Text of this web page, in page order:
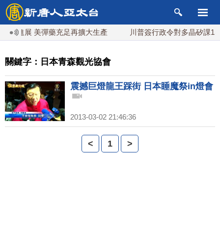
判進展 美彈藥充足再擴大生產 川普簽行政令對多晶矽課
關鍵字：日本青森觀光協會
震撼巨燈龍王踩街 日本睡魔祭in燈會
2013-03-02 21:46:36
< 1 >